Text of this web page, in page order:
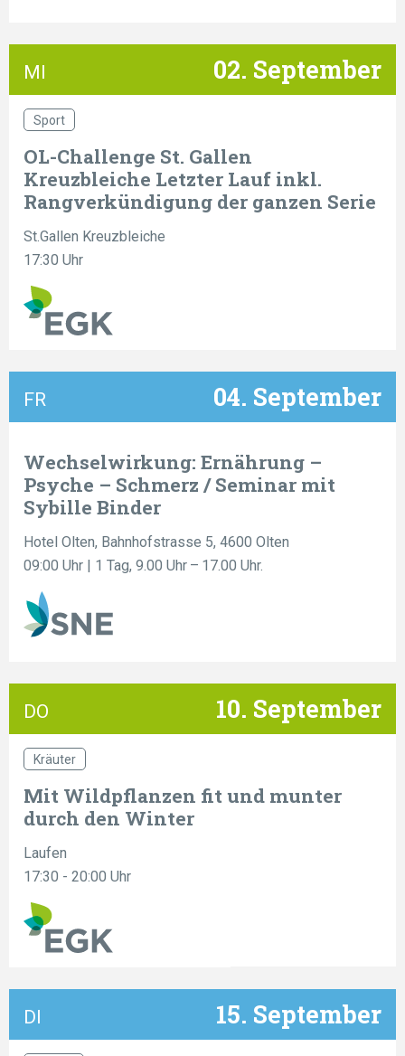
MI 02. September
Sport
OL-Challenge St. Gallen
Kreuzbleiche Letzter Lauf inkl.
Rangverkündigung der ganzen Serie
St.Gallen Kreuzbleiche
17:30 Uhr
FR 04. September
Wechselwirkung: Ernährung –
Psyche – Schmerz / Seminar mit
Sybille Binder
Hotel Olten, Bahnhofstrasse 5, 4600 Olten
09:00 Uhr | 1 Tag, 9.00 Uhr – 17.00 Uhr.
DO 10. September
Kräuter
Mit Wildpflanzen fit und munter
durch den Winter
Laufen
17:30 - 20:00 Uhr
DI 15. September